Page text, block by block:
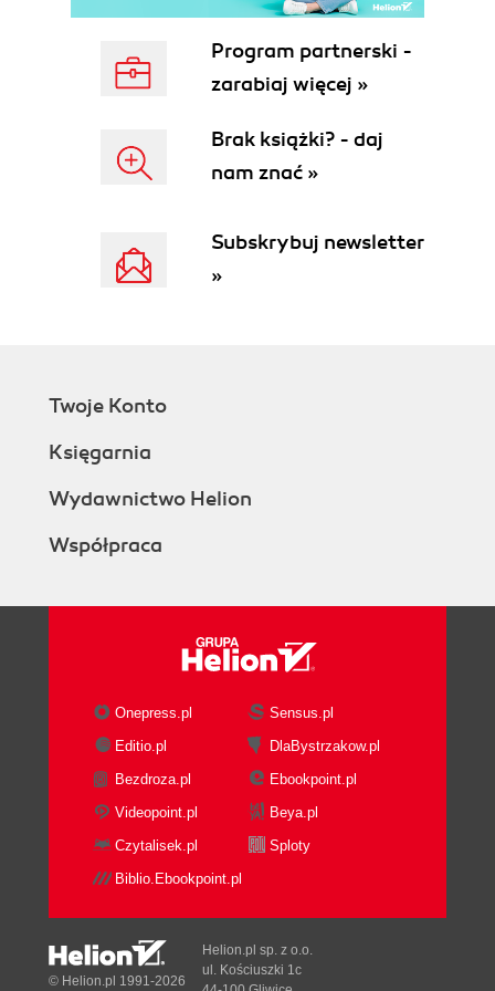
Extracting Value
The JSON Collection Decorator
Processing Checklist
Streaming Statistics
Record Context Checklist
Scaling Data Streams
Native or Browser Development
Frameworks and Libraries
Code Structure
7. Presenting Streaming Data
Showing Streaming Data
Logs
Data Density
Dividing Time
Time to Live
Visual Language
Appropriate Displays
8. Visualization Components
Records
Visualizations
Streaming Options for Common
Visualizations
Streaming Visualization Techniques
Program partnerski -
zarabiaj więcej »
Brak książki? - daj
nam znać »
Subskrybuj newsletter
»
Twoje Konto
Księgarnia
Wydawnictwo Helion
Współpraca
Onepress.pl
Sensus.pl
Editio.pl
DlaBystrzakow.pl
Bezdroza.pl
Ebookpoint.pl
Videopoint.pl
Beya.pl
Czytalisek.pl
Sploty
Biblio.Ebookpoint.pl
© Helion.pl 1991-2026
Helion.pl sp. z o.o.
ul. Kościuszki 1c